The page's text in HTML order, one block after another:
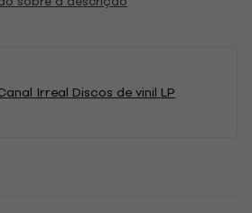
Irreal Discos de vinil LP